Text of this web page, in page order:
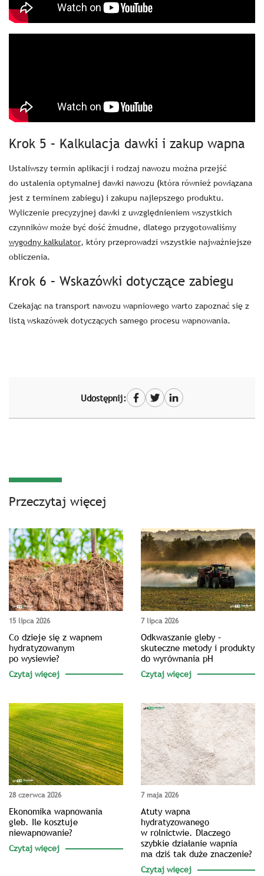
Krok 5 – Kalkulacja dawki i zakup wapna
Ustaliwszy termin aplikacji i rodzaj nawozu można przejść
do ustalenia optymalnej dawki nawozu (która również powiązana
jest z terminem zabiegu) i zakupu najlepszego produktu.
Wyliczenie precyzyjnej dawki z uwzględnieniem wszystkich
czynników może być dość żmudne, dlatego przygotowaliśmy
wygodny kalkulator, który przeprowadzi wszystkie najważniejsze
obliczenia.
Krok 6 – Wskazówki dotyczące zabiegu
Czekając na transport nawozu wapniowego warto zapoznać się z
listą wskazówek dotyczących samego procesu wapnowania.
Udostępnij:
Przeczytaj więcej
15 lipca 2026
Co dzieje się z wapnem
hydratyzowanym
po wysiewie?
Czytaj więcej
7 lipca 2026
Odkwaszanie gleby –
skuteczne metody i produkty
do wyrównania pH
Czytaj więcej
28 czerwca 2026
Ekonomika wapnowania
gleb. Ile kosztuje
niewapnowanie?
Czytaj więcej
7 maja 2026
Atuty wapna
hydratyzowanego
w rolnictwie. Dlaczego
szybkie działanie wapnia
ma dziś tak duże znaczenie?
Czytaj więcej